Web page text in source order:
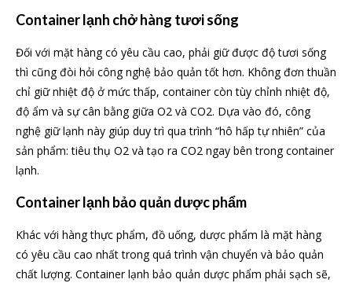
Container lạnh chở hàng tươi sống
Đối với mặt hàng có yêu cầu cao, phải giữ được độ tươi sống
thì cũng đòi hỏi công nghệ bảo quản tốt hơn. Không đơn thuần
chỉ giữ nhiệt độ ở mức thấp, container còn tùy chỉnh nhiệt độ,
độ ẩm và sự cân bằng giữa O2 và CO2. Dựa vào đó, công
nghệ giữ lạnh này giúp duy trì qua trình “hô hấp tự nhiên” của
sản phẩm: tiêu thụ O2 và tạo ra CO2 ngay bên trong container
lạnh.
Container lạnh bảo quản dược phẩm
Khác với hàng thực phẩm, đồ uống, dược phẩm là mặt hàng
có yêu cầu cao nhất trong quá trình vận chuyển và bảo quản
chất lượng. Container lạnh bảo quản dược phẩm phải sạch sẽ,